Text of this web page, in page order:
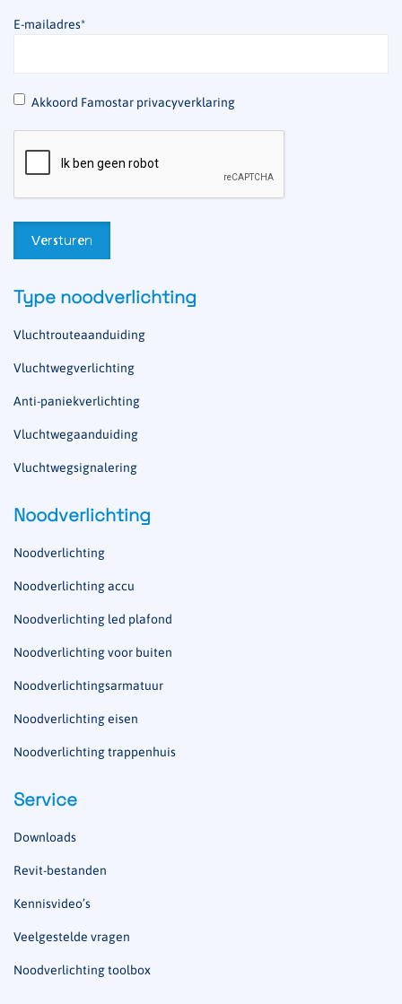
E-mailadres*
* Akkoord Famostar privacyverklaring
Type noodverlichting
Vluchtrouteaanduiding
Vluchtwegverlichting
Anti-paniekverlichting
Vluchtwegaanduiding
Vluchtwegsignalering
Noodverlichting
Noodverlichting
Noodverlichting accu
Noodverlichting led plafond
Noodverlichting voor buiten
Noodverlichtingsarmatuur
Noodverlichting eisen
Noodverlichting trappenhuis
Service
Downloads
Revit-bestanden
Kennisvideo’s
Veelgestelde vragen
Noodverlichting toolbox